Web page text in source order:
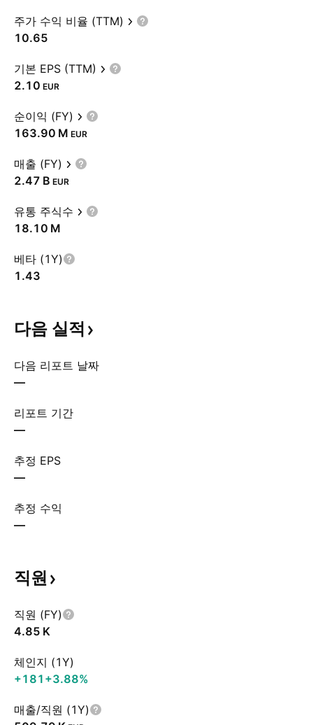
주가 수익 비율 (TTM)
10.65
기본 EPS (TTM)
2.10 EUR
순이익 (FY)
‪163.90 M‬ EUR
매출 (FY)
‪2.47 B‬ EUR
유통 주식수
‪18.10 M‬
베타 (1Y)
1.43
다음 실적
다음 리포트 날짜
—
리포트 기간
—
추정 EPS
—
추정 수익
—
직원
직원 (FY)
‪4.85 K‬
체인지 (1Y)
+181 +3.88%
매출/직원 (1Y)